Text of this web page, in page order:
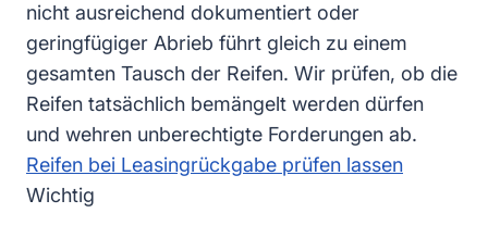
nicht ausreichend dokumentiert oder
geringfügiger Abrieb führt gleich zu einem
gesamten Tausch der Reifen. Wir prüfen, ob die
Reifen tatsächlich bemängelt werden dürfen
und wehren unberechtigte Forderungen ab.
Reifen bei Leasingrückgabe prüfen lassen
Wichtig